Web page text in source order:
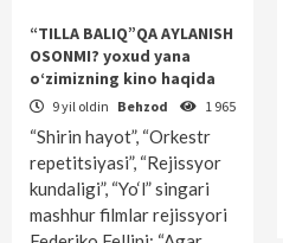
“TILLA BALIQ”QA AYLANISH
OSONMI? yoxud yana
o‘zimizning kino haqida
9 yil oldin Behzod 1 965
“Shirin hayot”, “Orkestr
repetitsiyasi”, “Rejissyor
kundaligi”, “Yo‘l” singari
mashhur filmlar rejissyori